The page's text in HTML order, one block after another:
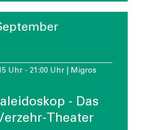
Uhr - 21:00 Uhr | Migros
- Das
Theater